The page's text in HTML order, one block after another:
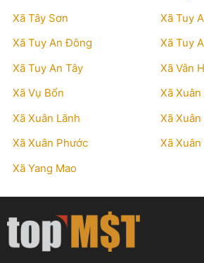
Xã Tây Sơn
Xã Tuy
Xã Tuy An Đông
Xã Tuy
Xã Tuy An Tây
Xã Vân
Xã Vụ Bổn
Xã Xuân
Xã Xuân Lãnh
Xã Xuân
Xã Xuân Phước
Xã
Xã Yang Mao